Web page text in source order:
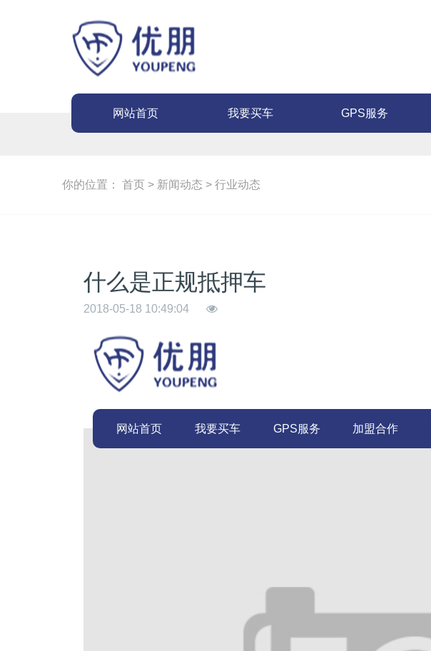
网站首页 我要买车 GPS服务
你的位置： 首页 > 新闻动态 > 行业动态
什么是正规抵押车
2018-05-18 10:49:04
网站首页 我要买车 GPS服务 加盟合作